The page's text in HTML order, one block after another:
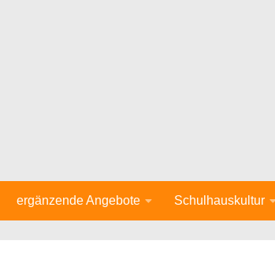
ergänzende Angebote Schulhauskultur